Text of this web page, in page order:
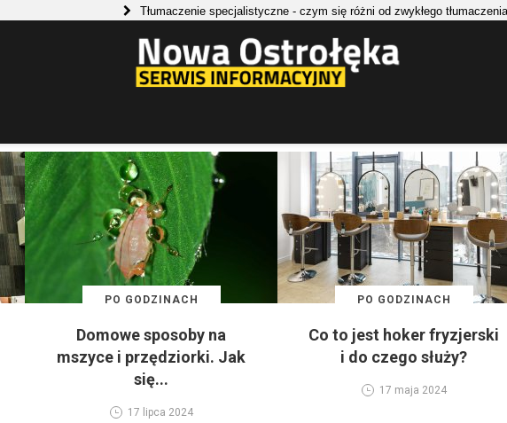
Tłumaczenie specjalistyczne - czym się różni od zwykłego tłumaczenia?
PO GODZINACH
Domowe sposoby na
mszyce i przędziorki. Jak
się...
17 lipca 2024
PO GODZINACH
Co to jest hoker fryzjerski
i do czego służy?
17 maja 2024